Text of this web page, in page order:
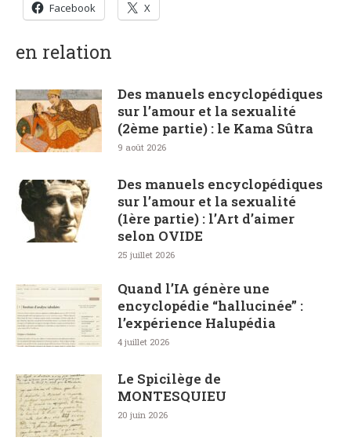
Facebook X
en relation
Des manuels encyclopédiques
sur l’amour et la sexualité
(2ème partie) : le Kama Sûtra
9 août 2026
Des manuels encyclopédiques
sur l’amour et la sexualité
(1ère partie) : l’Art d’aimer
selon OVIDE
25 juillet 2026
Quand l’IA génère une
encyclopédie “hallucinée” :
l’expérience Halupédia
4 juillet 2026
Le Spicilège de
MONTESQUIEU
20 juin 2026